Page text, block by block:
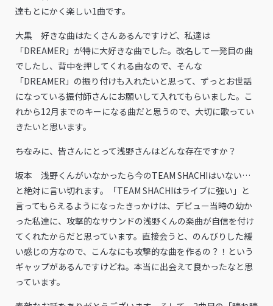
達もとにかく楽しい1曲です。
大黒 好きな曲はたくさんあるんですけど、私達は
「DREAMER」が特に大好きな曲でした。改名して一発目の曲
でしたし、背中を押してくれる曲なので、そんな
「DREAMER」の振り付けも入れたいと思って、ずっとお世話
になっている振付師さんにお願いして入れてもらいました。こ
れから12月までのキーになる曲だと思うので、大切に歌ってい
きたいと思います。
――ちなみに、皆さんにとって浅野さんはどんな存在ですか？
坂本 浅野くんがいなかったら今のTEAM SHACHIはいない…
と絶対に言い切れます。「TEAM SHACHIはライブに強い」と
言ってもらえるようになったきっかけは、デビュー当時の幼か
った私達に、攻撃的なサウンドの浅野くんの楽曲が自信を付け
てくれたからだと思っています。直接会うと、のんびりした緩
い感じの方なので、こんなにも攻撃的な曲を作るの？！という
ギャップがあるんですけどね。本当に出会えて良かったなと思
っています。